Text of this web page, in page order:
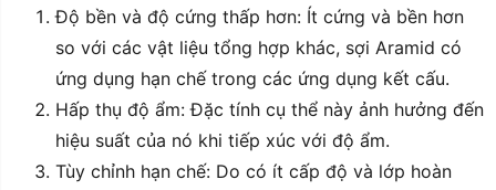
Độ bền và độ cứng thấp hơn: Ít cứng và bền hơn
so với các vật liệu tổng hợp khác, sợi Aramid có
ứng dụng hạn chế trong các ứng dụng kết cấu.
Hấp thụ độ ẩm: Đặc tính cụ thể này ảnh hưởng đến
hiệu suất của nó khi tiếp xúc với độ ẩm.
Tùy chỉnh hạn chế: Do có ít cấp độ và lớp hoàn